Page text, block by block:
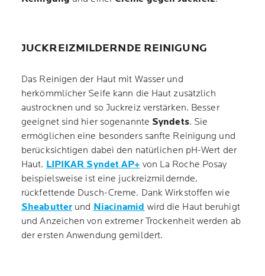
JUCKREIZMILDERNDE REINIGUNG
Das Reinigen der Haut mit Wasser und
herkömmlicher Seife kann die Haut zusätzlich
austrocknen und so Juckreiz verstärken. Besser
geeignet sind hier sogenannte Syndets. Sie
ermöglichen eine besonders sanfte Reinigung und
berücksichtigen dabei den natürlichen pH-Wert der
Haut. LIPIKAR Syndet AP+ von La Roche Posay
beispielsweise ist eine juckreizmildernde,
rückfettende Dusch-Creme. Dank Wirkstoffen wie
Sheabutter und Niacinamid wird die Haut beruhigt
und Anzeichen von extremer Trockenheit werden ab
der ersten Anwendung gemildert.